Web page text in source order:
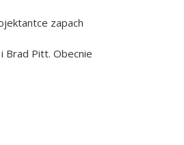
zapach
Brad Pitt. Obecnie